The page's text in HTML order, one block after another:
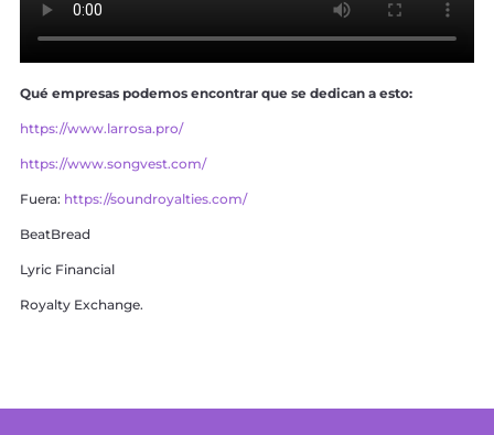
Qué empresas podemos encontrar que se dedican a esto:
https://www.larrosa.pro/
https://www.songvest.com/
Fuera: https://soundroyalties.com/
BeatBread
Lyric Financial
Royalty Exchange.